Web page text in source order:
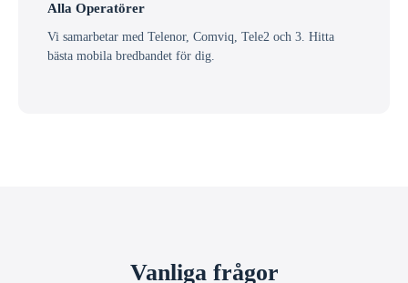
Alla Operatörer
Vi samarbetar med Telenor, Comviq, Tele2 och 3. Hitta
bästa mobila bredbandet för dig.
Vanliga frågor